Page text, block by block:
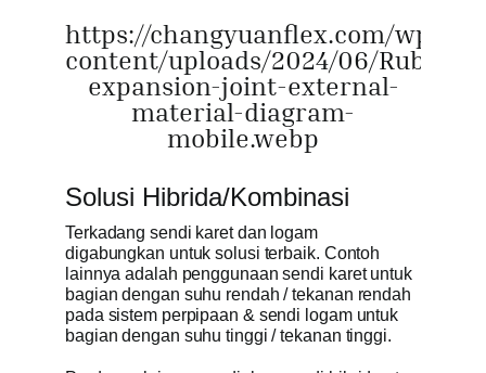
https://changyuanflex.com/wp-
content/uploads/2024/06/Rubber-
expansion-joint-external-
material-diagram-
mobile.webp
Solusi Hibrida/Kombinasi
Terkadang sendi karet dan logam
digabungkan untuk solusi terbaik. Contoh
lainnya adalah penggunaan sendi karet untuk
bagian dengan suhu rendah / tekanan rendah
pada sistem perpipaan & sendi logam untuk
bagian dengan suhu tinggi / tekanan tinggi.